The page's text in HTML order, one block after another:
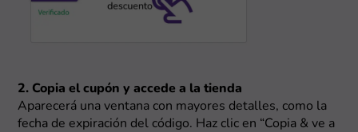
2. Copia el cupón y accede a la tienda
Aparecerá una ventana con mayores detalles, como la
fecha de expiración del código. Haz clic en “Copia & ve a